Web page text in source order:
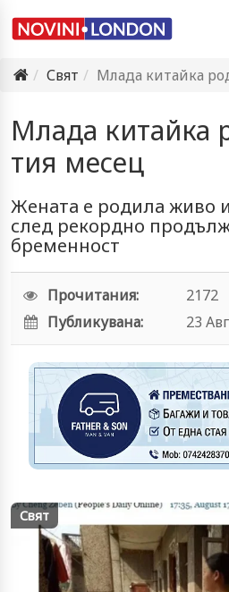
Свят
Млада китайка
Млада китайка
тия месец
Жената е родила живо
след рекордно
бременност
Прочитания:
2172
Публикувана:
23
Свят